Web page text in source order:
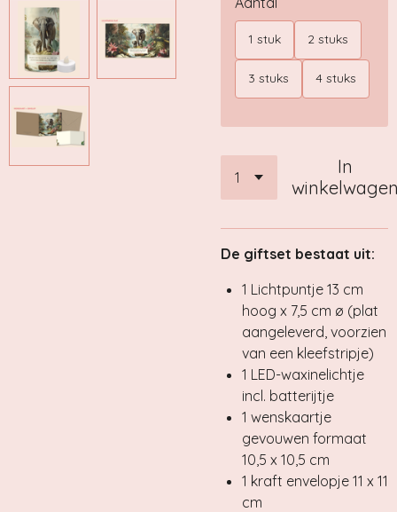
1 stuk 2 stuks
3 stuks 4 stuks
In
De giftset bestaat uit:
1 Lichtpuntje 13 cm
hoog x 7,5 cm ø (plat
aangeleverd, voorzien
van een kleefstripje)
1 LED-waxinelichtje
incl. batterijtje
1 wenskaartje
gevouwen formaat
10,5 x 10,5 cm
1 kraft envelopje 11 x 11
cm